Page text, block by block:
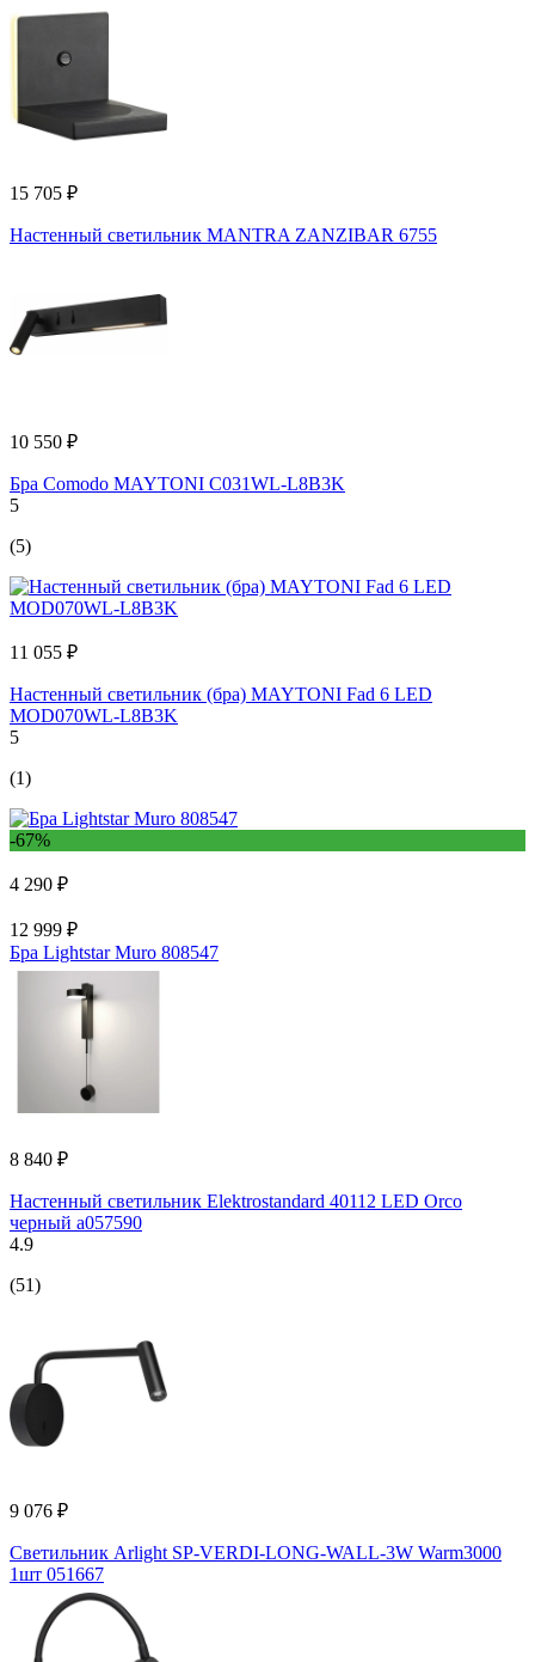
15 705 ₽
Настенный светильник MANTRA ZANZIBAR 6755
10 550 ₽
Бра Comodo MAYTONI C031WL-L8B3K
5
(5)
11 055 ₽
Настенный светильник (бра) MAYTONI Fad 6 LED
MOD070WL-L8B3K
5
(1)
-67%
4 290 ₽
12 999 ₽
Бра Lightstar Muro 808547
8 840 ₽
Настенный светильник Elektrostandard 40112 LED Orco
черный a057590
4.9
(51)
9 076 ₽
Светильник Arlight SP-VERDI-LONG-WALL-3W Warm3000
1шт 051667